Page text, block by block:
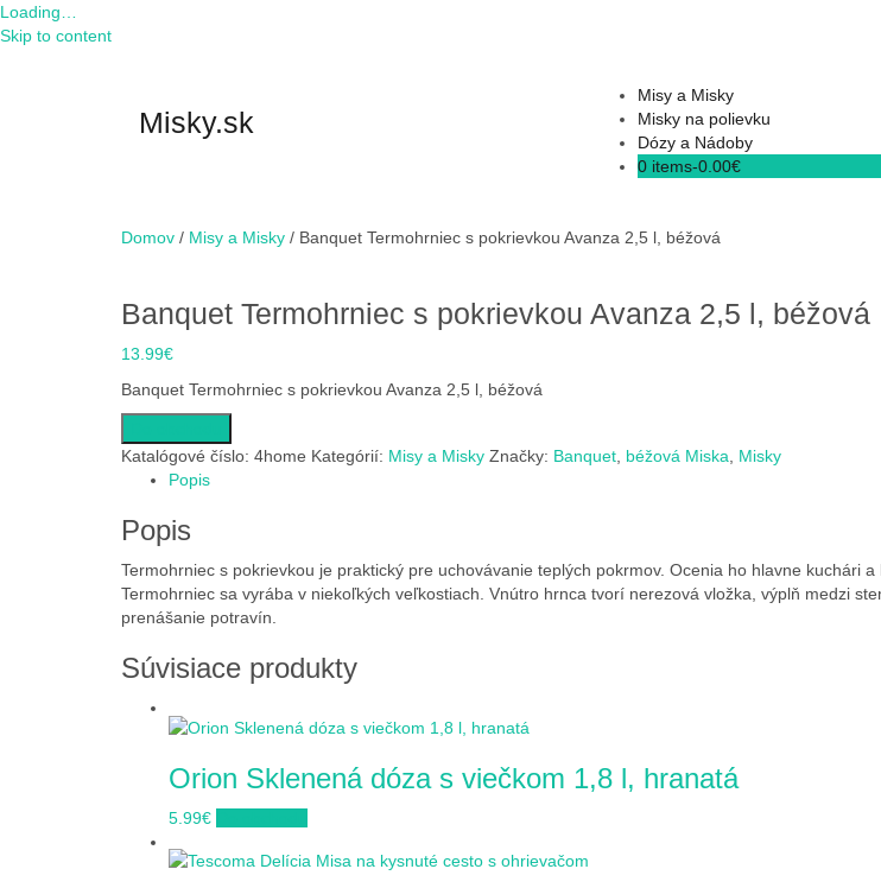
Loading…
Skip to content
Misky.sk
Misy a Misky
Misky na polievku
Dózy a Nádoby
0 items-0.00€
Domov / Misy a Misky / Banquet Termohrniec s pokrievkou Avanza 2,5 l, béžová
Banquet Termohrniec s pokrievkou Avanza 2,5 l, béžová
13.99€
Banquet Termohrniec s pokrievkou Avanza 2,5 l, béžová
Katalógové číslo: 4home Kategórií: Misy a Misky Značky: Banquet, béžová Miska, Misky
Popis
Popis
Termohrniec s pokrievkou je praktický pre uchovávanie teplých pokrmov. Ocenia ho hlavne kuchári
Termohrniec sa vyrába v niekoľkých veľkostiach. Vnútro hrnca tvorí nerezová vložka, výplň medzi
prenášanie potravín.
Súvisiace produkty
Orion Sklenená dóza s viečkom 1,8 l, hranatá
5.99€